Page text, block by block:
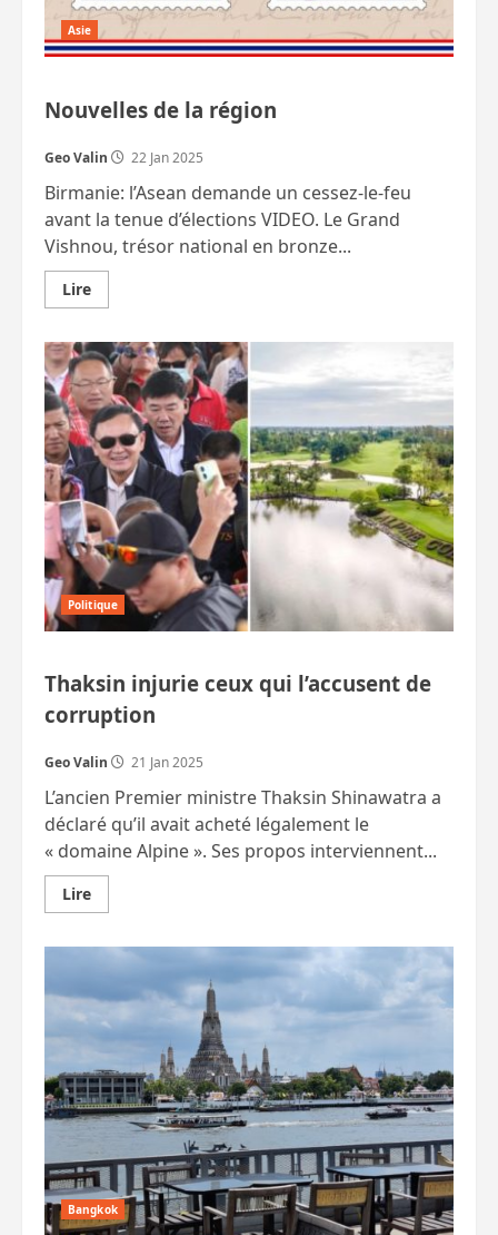
Asie
Nouvelles de la région
Geo Valin 22 Jan 2025
Birmanie: l’Asean demande un cessez-le-feu
avant la tenue d’élections VIDEO. Le Grand
Vishnou, trésor national en bronze...
LireEn
savoir
Nouvelles
de
la
région
Politique
Thaksin injurie ceux qui l’accusent de
corruption
Geo Valin 21 Jan 2025
L’ancien Premier ministre Thaksin Shinawatra a
déclaré qu’il avait acheté légalement le
« domaine Alpine ». Ses propos interviennent...
LireEn
savoir
Thaksin
injurie
qui
l’accusent
de
corruption
Bangkok